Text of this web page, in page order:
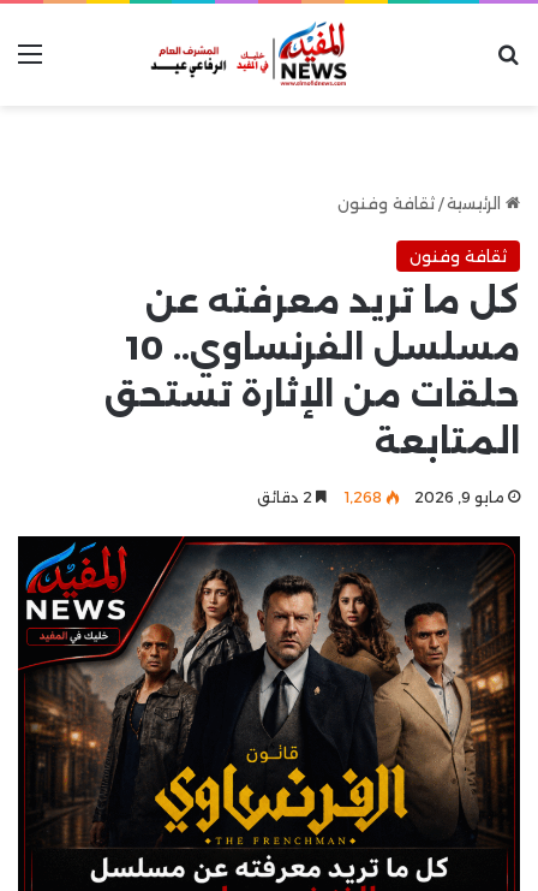
الرئيسية/ ثقافة وفنون
ثقافة وفنون
كل ما تريد معرفته عن
مسلسل الفرنساوي.. 10
حلقات من الإثارة تستحق
المتابعة
مايو 9, 2026 1٬268